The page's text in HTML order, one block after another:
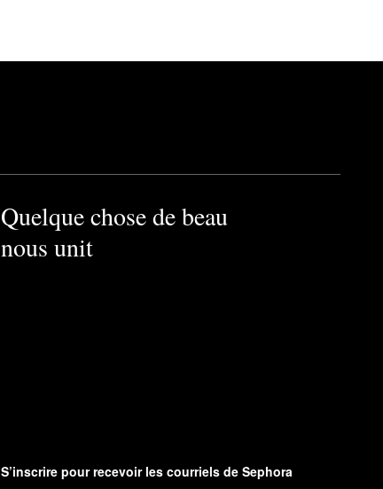
Quelque chose de beau
nous unit
S’inscrire pour recevoir les courriels de Sephora